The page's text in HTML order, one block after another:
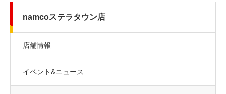
namcoステラタウン店
店舗情報
イベント&ニュース